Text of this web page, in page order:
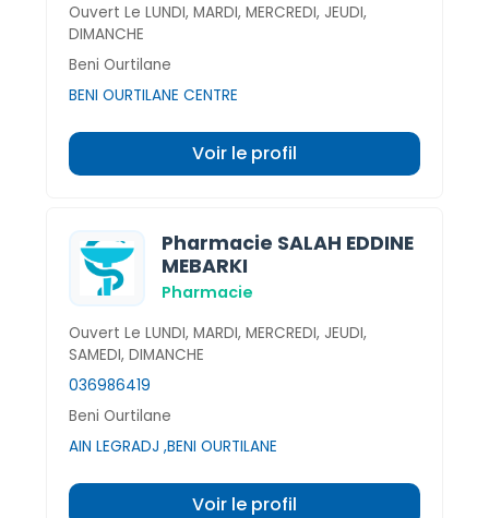
Ouvert Le LUNDI, MARDI, MERCREDI, JEUDI,
DIMANCHE
Beni Ourtilane
BENI OURTILANE CENTRE
Voir le profil
Pharmacie SALAH EDDINE
MEBARKI
Pharmacie
Ouvert Le LUNDI, MARDI, MERCREDI, JEUDI,
SAMEDI, DIMANCHE
036986419
Beni Ourtilane
AIN LEGRADJ ,BENI OURTILANE
Voir le profil